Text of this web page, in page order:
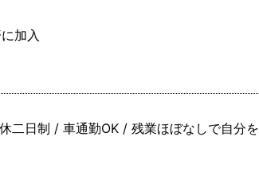
加入
二日制 / 車通勤OK / 残業ほぼなしで自分を